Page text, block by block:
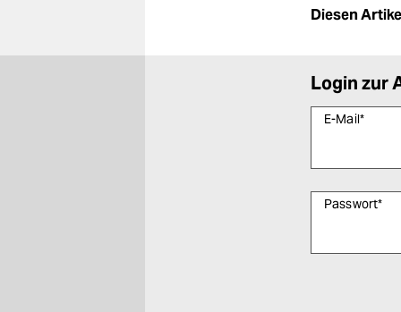
Diesen
Login zur
E-Mail*
Passwort*